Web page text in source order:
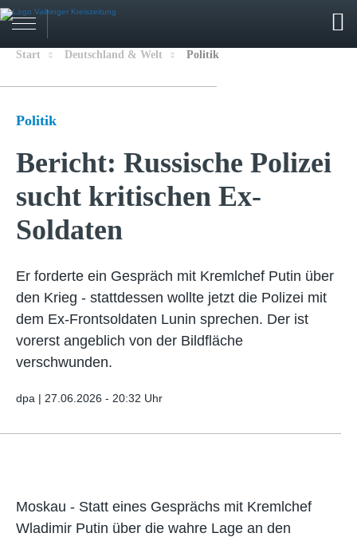
Start Deutschland & Welt Politik
Politik
Bericht: Russische Polizei
sucht kritischen Ex-
Soldaten
Er forderte ein Gespräch mit Kremlchef Putin über
den Krieg - stattdessen wollte jetzt die Polizei mit
dem Ex-Frontsoldaten Lunin sprechen. Der ist
vorerst angeblich von der Bildfläche
verschwunden.
dpa | 27.06.2026 - 20:32 Uhr
Moskau - Statt eines Gesprächs mit Kremlchef
Wladimir Putin über die wahre Lage an den